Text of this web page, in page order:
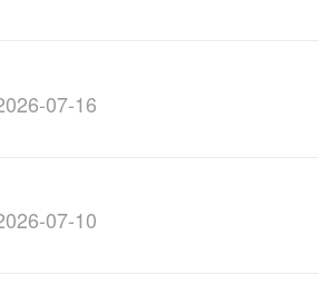
07-16
07-10